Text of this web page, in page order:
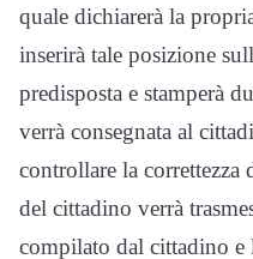
quale dichiarerà la
inserirà tale posizione
predisposta e stamperà
verrà consegnata al
controllare la
del cittadino verrà
compilato dal cittadino e